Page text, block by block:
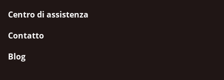
Centro di assistenza
Contatto
Blog